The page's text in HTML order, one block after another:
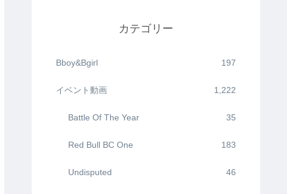
カテゴリー
Bboy&Bgirl 197
イベント動画 1,222
Battle Of The Year 35
Red Bull BC One 183
Undisputed 46